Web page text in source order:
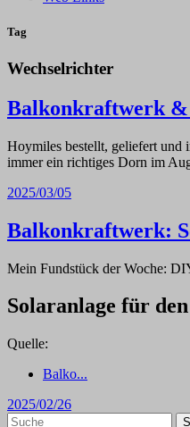
Tag
Wechselrichter
Balkonkraftwerk &
Hoymiles bestellt, geliefert
immer ein richtiges Dorn im
2025/03/05
Balkonkraftwerk:
Mein Fundstück der Woche:
Solaranlage für
Quelle:
Balko...
2025/02/26